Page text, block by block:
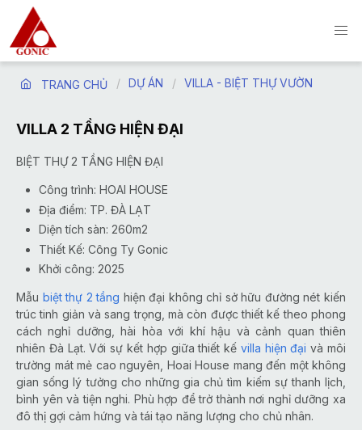
TRANG CHỦ DỰ ÁN VILLA - BIỆT THỰ VƯỜN
VILLA 2 TẦNG HIỆN ĐẠI
BIỆT THỰ 2 TẦNG HIỆN ĐẠI
Công trình: HOAI HOUSE
Địa điểm: TP. ĐÀ LẠT
Diện tích sàn: 260m2
Thiết Kế: Công Ty Gonic
Khởi công: 2025
Mẫu biệt thự 2 tầng hiện đại không chỉ sở hữu đường nét kiến
trúc tinh giản và sang trọng, mà còn được thiết kế theo phong
cách nghỉ dưỡng, hài hòa với khí hậu và cảnh quan thiên
nhiên Đà Lạt. Với sự kết hợp giữa thiết kế villa hiện đại và môi
trường mát mẻ cao nguyên, Hoai House mang đến một không
gian sống lý tưởng cho những gia chủ tìm kiếm sự thanh lịch,
bình yên và tiện nghi. Phù hợp để trở thành nơi nghỉ dưỡng xa
đô thị gợi cảm hứng và tái tạo năng lượng cho chủ nhân.